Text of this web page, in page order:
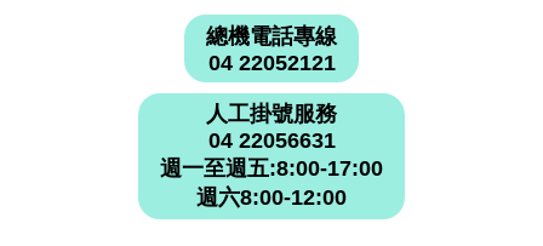
總機電話專線
04 22052121
人工掛號服務
04 22056631
週一至週五:8:00-17:00
週六8:00-12:00